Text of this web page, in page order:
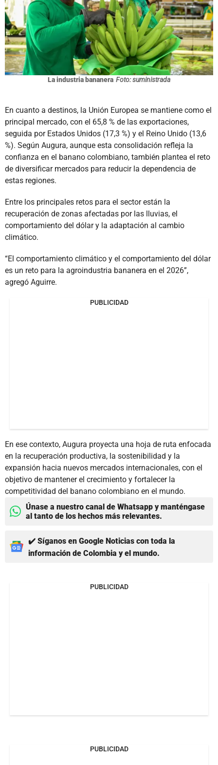
La industria bananera Foto: suministrada
En cuanto a destinos, la Unión Europea se mantiene como el
principal mercado, con el 65,8 % de las exportaciones,
seguida por Estados Unidos (17,3 %) y el Reino Unido (13,6
%). Según Augura, aunque esta consolidación refleja la
confianza en el banano colombiano, también plantea el reto
de diversificar mercados para reducir la dependencia de
estas regiones.
Entre los principales retos para el sector están la
recuperación de zonas afectadas por las lluvias, el
comportamiento del dólar y la adaptación al cambio
climático.
“El comportamiento climático y el comportamiento del dólar
es un reto para la agroindustria bananera en el 2026”,
agregó Aguirre.
PUBLICIDAD
En ese contexto, Augura proyecta una hoja de ruta enfocada
en la recuperación productiva, la sostenibilidad y la
expansión hacia nuevos mercados internacionales, con el
objetivo de mantener el crecimiento y fortalecer la
competitividad del banano colombiano en el mundo.
Únase a nuestro canal de Whatsapp y manténgase
al tanto de los hechos más relevantes.
✔️ Síganos en Google Noticias con toda la
información de Colombia y el mundo.
PUBLICIDAD
PUBLICIDAD